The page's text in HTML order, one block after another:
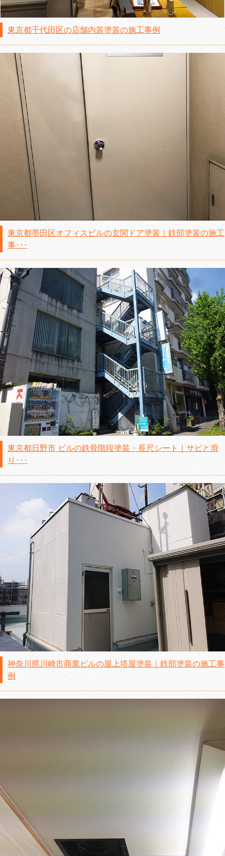
東京都千代田区の店舗内装塗装の施工事例
東京都墨田区オフィスビルの玄関ドア塗装｜鉄部塗装の施工
事･･･
東京都日野市 ビルの鉄骨階段塗装・長尺シート｜サビと滑
り･･･
神奈川県川崎市商業ビルの屋上塔屋塗装｜鉄部塗装の施工事
例